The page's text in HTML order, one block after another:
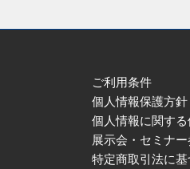
ご利用条件
個人情報保護方針
個人情報に関す
展示会・セミナ
特定商取引法に